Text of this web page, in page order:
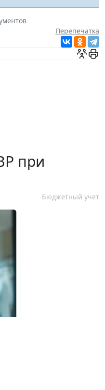
Перепечатка
при
Бюджетный учет